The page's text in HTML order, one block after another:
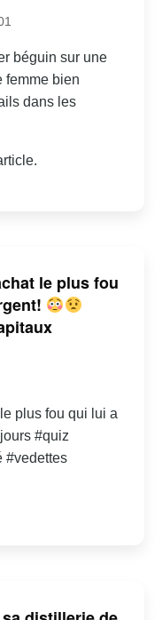
béguin sur une
femme bien
dans les
le plus fou
plus fou qui lui a
#quiz
#vedettes